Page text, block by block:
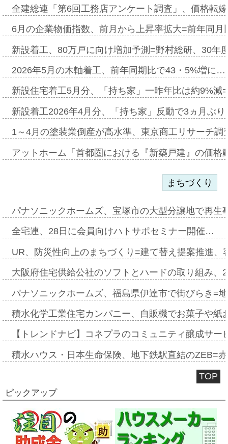
全建総連「第6回工務店アンケート調査」、価格転
6月の企業物価指数、前月から上昇率拡大=前年同
新設着工、80万戸に向け増加予測=野村総研、30年
2026年5月の木軸着工、前年同期比で43・5%増に…
新設住宅着工5月分、「持ち家」一昨年比は約9%
新設着工2026年4月分、「持ち家」反動で3ヵ月ぶ
1～4月の塗装業倒産が高水準、東京商工リサーチ
アットホーム「首都圏における『新築戸建』の価
まちづくり
パナソニックホームズ、宝塚市の大型分譲地で再
全宅連、28日に会員向けハトサポセミナー開催…
UR、防災性向上のまちづくり=建て替え提案推進
大阪府住宅供給公社のソフトとハードの取り組み
パナソニックホームズ、福島県伊達市で街びらき=
積水化学工業住宅カンパニー、自販機でお菓子や
【トレンドナビ】コネプラのコミュニティ醸成サ
積水ハウス・日本生命保険、地下鉄駅直結のZEB=
TOP
ピックアップ